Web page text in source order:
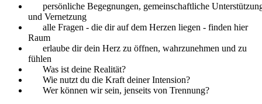
persönliche Begegnungen, gemeinschaftliche
und Vernetzung
alle Fragen - die dir auf dem Herzen liegen - finden hier
Raum
erlaube dir dein Herz zu öffnen, wahrzunehmen und zu
fühlen
Was ist deine Realität?
Wie nutzt du die Kraft deiner Intension?
Wer können wir sein, jenseits von Trennung?